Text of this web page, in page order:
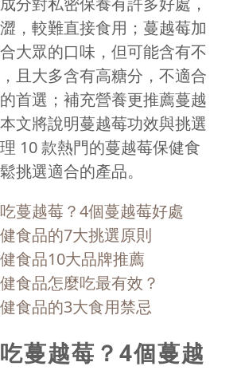
，較難直接食用；蔓越莓加
大眾的口味，但可能含有不
且大多含有高糖分，不適合
首選；補充營養更推薦蔓越
文將說明蔓越莓功效與挑選
10 款熱門的蔓越莓保健食
挑選適合的產品。
蔓越莓？4個蔓越莓好處
食品的7大挑選原則
食品10大品牌推薦
食品怎麼吃最有效？
食品的3大食用禁忌
蔓越莓？4個蔓越